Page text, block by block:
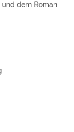
dem Roman